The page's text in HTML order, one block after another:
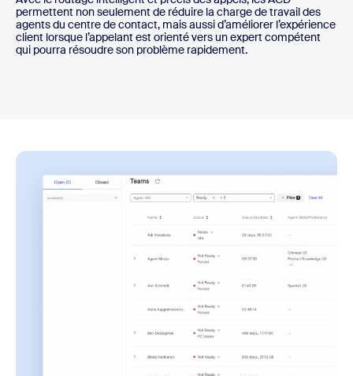
permettent non seulement de réduire la charge de travail des
agents du centre de contact, mais aussi d’améliorer l’expérience
client lorsque l’appelant est orienté vers un expert compétent
qui pourra résoudre son problème rapidement.